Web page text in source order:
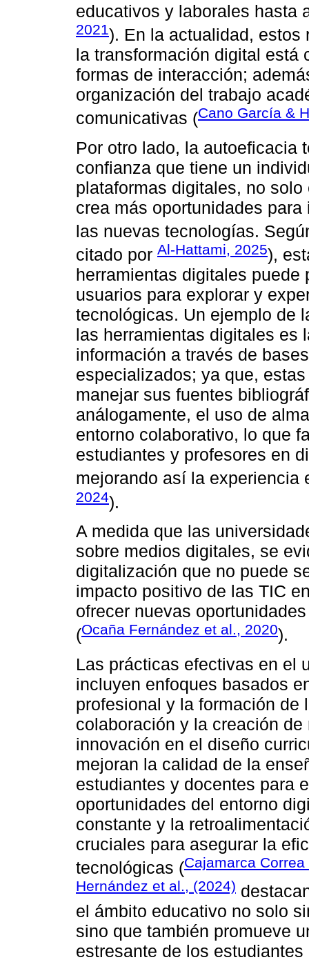
educativos y laborales hasta
2021). En la actualidad, estos
la transformación digital está
formas de interacción;
organización del trabajo
comunicativas (Cano García &
Por otro lado, la autoeficacia
confianza que tiene un
plataformas digitales, no
crea más oportunidades
las nuevas tecnologías.
citado por Al-Hattami, 2025),
herramientas digitales
usuarios para explorar y
tecnológicas. Un ejemplo de
las herramientas digitales es
información a través de
especializados; ya que,
manejar sus fuentes
análogamente, el uso de
entorno colaborativo, lo que
estudiantes y profesores en
mejorando así la experiencia
2024).
A medida que las
sobre medios digitales, se
digitalización que no puede
impacto positivo de las TIC
ofrecer nuevas
(Ocaña Fernández et al., 2020).
Las prácticas efectivas en el
incluyen enfoques basados
profesional y la formación de
colaboración y la creación
innovación en el diseño
mejoran la calidad de la
estudiantes y docentes para
oportunidades del entorno
constante y la
cruciales para asegurar la
tecnológicas (Cajamarca
Hernández et al., (2024)
el ámbito educativo no solo
sino que también promueve
estresante de los